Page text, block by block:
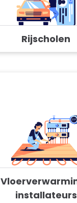
Rijscholen
installateurs